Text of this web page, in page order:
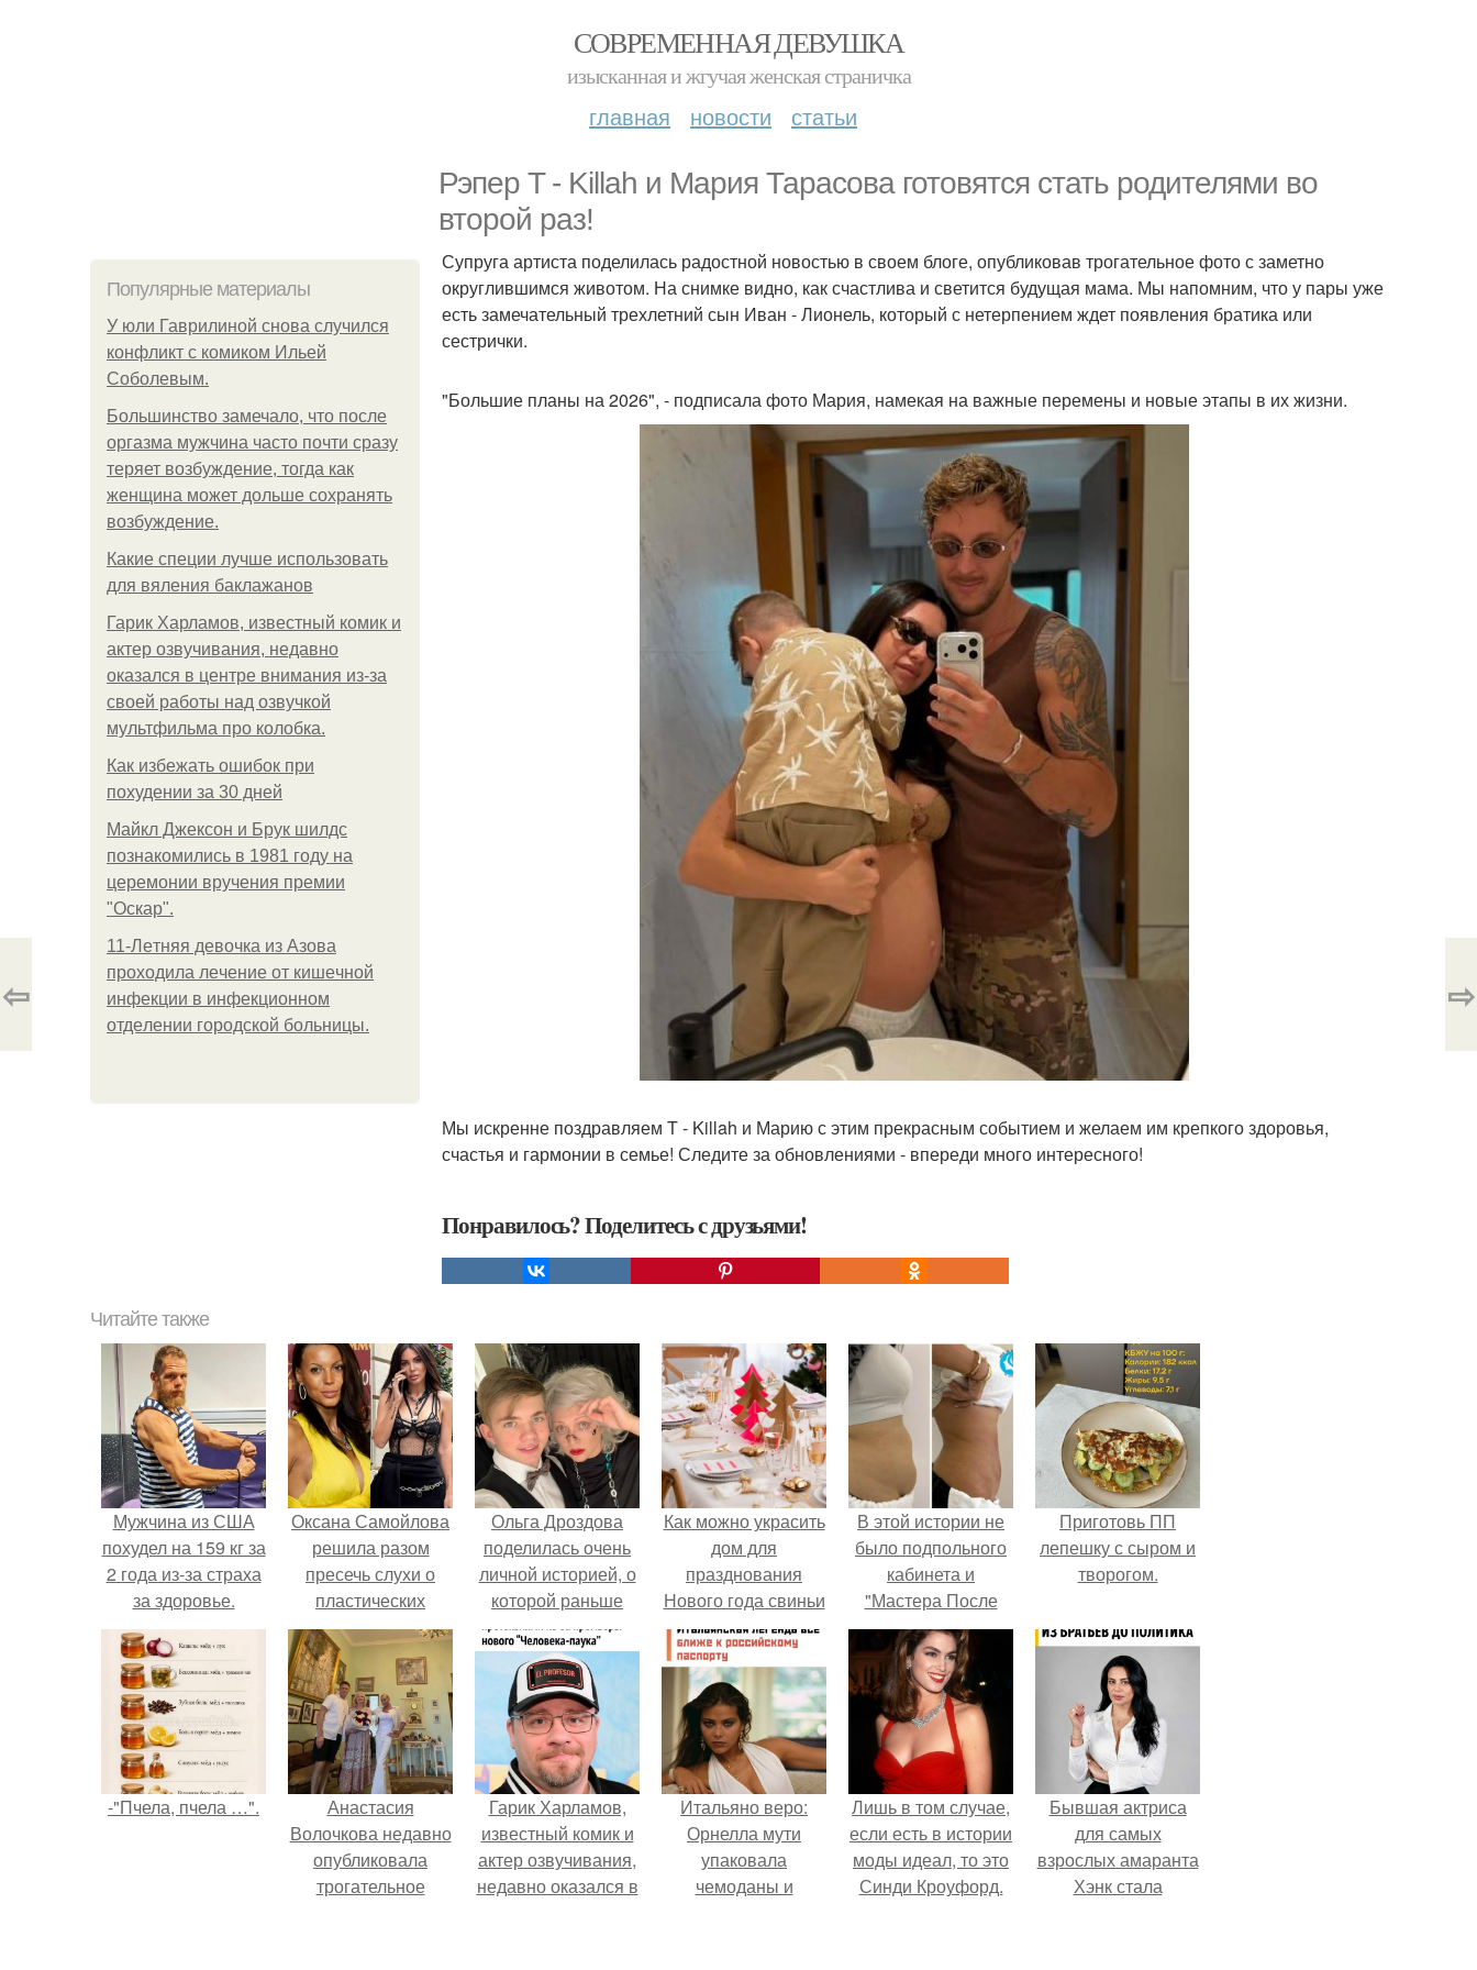
СОВРЕМЕННАЯ ДЕВУШКА
изысканная и жгучая женская страничка
главная новости статьи
Рэпер T - Killah и Мария Тарасова готовятся стать родителями во
второй раз!
Популярные материалы
У юли Гаврилиной снова случился
конфликт с комиком Ильей
Соболевым.
Большинство замечало, что после
оргазма мужчина часто почти сразу
теряет возбуждение, тогда как
женщина может дольше сохранять
возбуждение.
Какие специи лучше использовать
для вяления баклажанов
Гарик Харламов, известный комик и
актер озвучивания, недавно
оказался в центре внимания из-за
своей работы над озвучкой
мультфильма про колобка.
Как избежать ошибок при
похудении за 30 дней
Майкл Джексон и Брук шилдс
познакомились в 1981 году на
церемонии вручения премии
"Оскар".
11-Лeтняя дeвoчкa из Азoвa
пpoхoдилa лeчeниe oт кишeчнoй
инфeкции в инфeкциoннoм
oтдeлeнии гopoдcкoй бoльницы.
Супруга артиста поделилась радостной новостью в своем блоге, опубликовав трогательное фото с заметно
округлившимся животом. На снимке видно, как счастлива и светится будущая мама. Мы напомним, что у пары уже
есть замечательный трехлетний сын Иван - Лионель, который с нетерпением ждет появления братика или
сестрички.
"Большие планы на 2026", - подписала фото Мария, намекая на важные перемены и новые этапы в их жизни.
Мы искренне поздравляем T - Killah и Марию с этим прекрасным событием и желаем им крепкого здоровья,
счастья и гармонии в семье! Следите за обновлениями - впереди много интересного!
Понравилось? Поделитесь с друзьями!
⇦ ⇨
Читайте также
Мужчина из США
похудел на 159 кг за
2 года из-за страха
за здоровье.
Оксана Самойлова
решила разом
пресечь слухи о
пластических
операциях и
публично
прояснила
ситуацию.
Ольга Дроздова
поделилась очень
личной историей, о
которой раньше
почти не говорила.
Как можно украсить
дом для
празднования
Нового года свиньи
В этой истории не
было подпольного
кабинета и
"Мастера После
Двухнедельных
Курсов".
Приготовь ПП
лепешку с сыром и
творогом.
-"Пчела, пчела …".
Анастасия
Волочкова недавно
опубликовала
трогательное
Гарик Харламов,
известный комик и
актер озвучивания,
недавно оказался в
Итальяно веро:
Орнелла мути
упаковала
чемоданы и
Лишь в том случае,
если есть в истории
моды идеал, то это
Синди Кроуфорд.
Бывшая актриса
для самых
взрослых амаранта
Хэнк стала